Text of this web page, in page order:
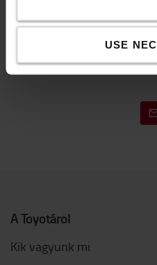
USE
Vegye fel
A Toyotáról
Kik vagyunk mi